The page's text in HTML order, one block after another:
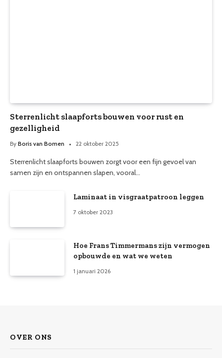
Sterrenlicht slaapforts bouwen voor rust en
gezelligheid
By Boris van Bomen 22 oktober 2025
Sterrenlicht slaapforts bouwen zorgt voor een fijn gevoel van
samen zijn en ontspannen slapen, vooral…
Laminaat in visgraatpatroon leggen
7 oktober 2023
Hoe Frans Timmermans zijn vermogen
opbouwde en wat we weten
1 januari 2026
OVER ONS